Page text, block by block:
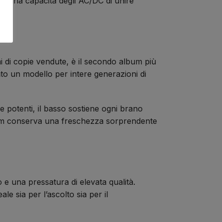
copie vendute, è il secondo album più
un modello per intere generazioni di
potenti, il basso sostiene ogni brano
conserva una freschezza sorprendente
una pressatura di elevata qualità.
sia per l’ascolto sia per il